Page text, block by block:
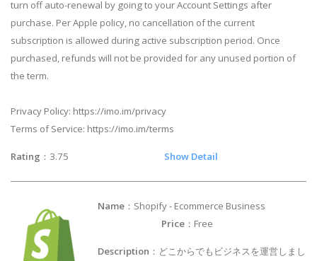
turn off auto-renewal by going to your Account Settings after
purchase. Per Apple policy, no cancellation of the current
subscription is allowed during active subscription period. Once
purchased, refunds will not be provided for any unused portion of
the term.
Privacy Policy: https://imo.im/privacy
Terms of Service: https://imo.im/terms
Rating ：3.75 Show Detail
Name ：Shopify - Ecommerce Business
Price ：Free
Description ：どこからでもビジネスを運営しまし